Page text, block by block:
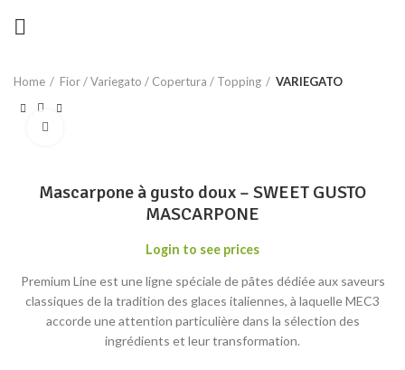
Home Fior / Variegato / Copertura / Topping VARIEGATO
Mascarpone à gusto doux – SWEET GUSTO
MASCARPONE
Login to see prices
Premium Line est une ligne spéciale de pâtes dédiée aux saveurs
classiques de la tradition des glaces italiennes, à laquelle MEC3
accorde une attention particulière dans la sélection des
ingrédients et leur transformation.